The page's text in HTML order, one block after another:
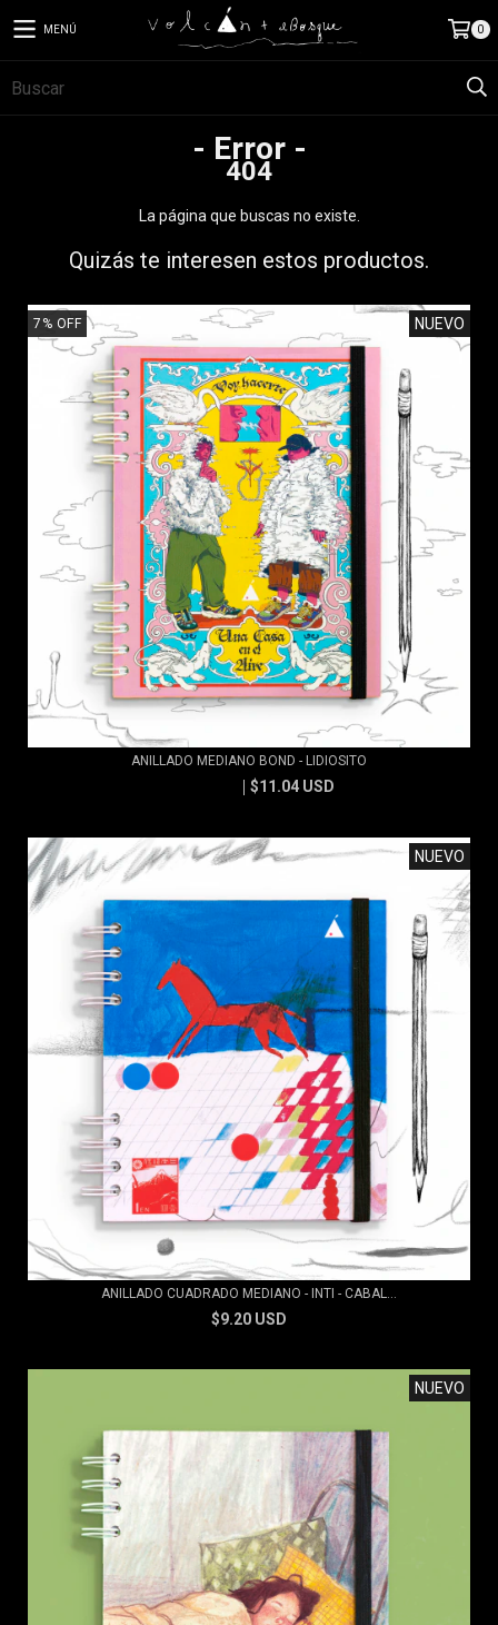
MENÚ 0
- Error -
404
La página que buscas no existe.
Quizás te interesen estos productos.
7 % OFF NUEVO
ANILLADO MEDIANO BOND - LIDIOSITO
$11.04 USD
NUEVO
ANILLADO CUADRADO MEDIANO - INTI - CABAL...
$9.20 USD
NUEVO